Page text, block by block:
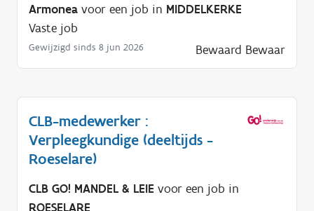
Armonea voor een job in MIDDELKERKE
Vaste job
Gewijzigd sinds 8 jun 2026 Bewaard Bewaar
CLB-medewerker :
Verpleegkundige (deeltijds -
Roeselare)
CLB GO! MANDEL & LEIE voor een job in
ROESELARE